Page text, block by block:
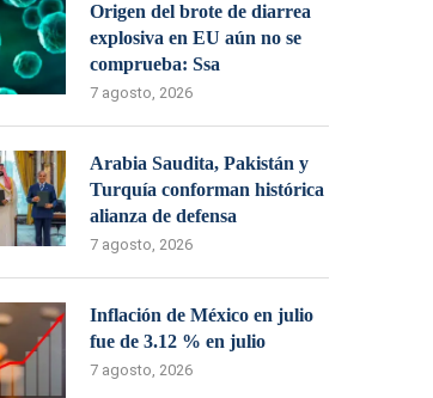
Origen del brote de diarrea
explosiva en EU aún no se
comprueba: Ssa
7 agosto, 2026
Arabia Saudita, Pakistán y
Turquía conforman histórica
alianza de defensa
7 agosto, 2026
Inflación de México en julio
fue de 3.12 % en julio
7 agosto, 2026